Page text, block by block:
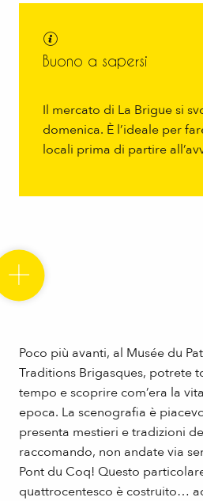
Buono a sapersi
Il mercato di La Brigue si
domenica. È l’ideale per
locali prima di partire
Poco più avanti, al Musée du
Traditions Brigasques, potrete
tempo e scoprire com’era la
epoca. La scenografia è
presenta mestieri e tradizioni
raccomando, non andate via
Pont du Coq! Questo
quattrocentesco è costruito…